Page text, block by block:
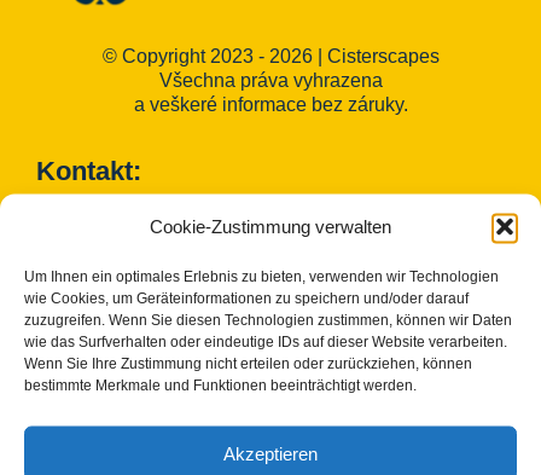
Cookie-Zustimmung verwalten
Um Ihnen ein optimales Erlebnis zu bieten, verwenden wir Technologien
wie Cookies, um Geräteinformationen zu speichern und/oder darauf
zuzugreifen. Wenn Sie diesen Technologien zustimmen, können wir Daten
wie das Surfverhalten oder eindeutige IDs auf dieser Website verarbeiten.
Wenn Sie Ihre Zustimmung nicht erteilen oder zurückziehen, können
bestimmte Merkmale und Funktionen beeinträchtigt werden.
Akzeptieren
© Copyright 2023 - 2026 | Cisterscapes
Všechna práva vyhrazena
a veškeré informace bez záruky.
Kontakt:
Okres Bamberg
European Heritage Label/Cisterscapes
Ludwigstrasse 23
96052 Bamberg
Německo
Bamberg:
Mag.phil. Alexandra Baier, nadnárodní koordinátorka